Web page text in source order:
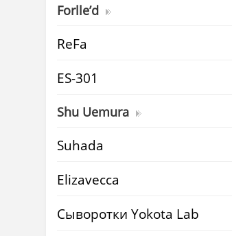
Forlle’d
ReFa
ES-301
Shu Uemura
Suhada
Elizavecca
Cыворотки Yokota Lab